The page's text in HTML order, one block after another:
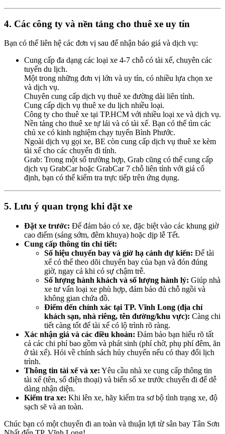
4. Các công ty và nền tảng cho thuê xe uy tín
Bạn có thể liên hệ các đơn vị sau để nhận báo giá và dịch vụ:
Cung cấp đa dạng các loại xe 4-7 chỗ có tài xế, chuyên các
tuyến du lịch.
Một trong những đơn vị lớn và uy tín, có nhiều lựa chọn xe
và dịch vụ.
Chuyên cung cấp dịch vụ thuê xe đường dài liên tỉnh.
Cung cấp dịch vụ thuê xe du lịch nhiều loại.
Công ty cho thuê xe tại TP.HCM với nhiều loại xe và dịch vụ.
Nền tảng cho thuê xe tự lái và có tài xế. Bạn có thể tìm các
chủ xe có kinh nghiệm chạy tuyến Bình Phước.
Ngoài dịch vụ gọi xe, BE còn cung cấp dịch vụ thuê xe kèm
tài xế cho các chuyến đi tỉnh.
Grab: Trong một số trường hợp, Grab cũng có thể cung cấp
dịch vụ GrabCar hoặc GrabCar 7 chỗ liên tỉnh với giá cố
định, bạn có thể kiểm tra trực tiếp trên ứng dụng.
5. Lưu ý quan trọng khi đặt xe
Đặt xe trước: Để đảm bảo có xe, đặc biệt vào các khung giờ
cao điểm (sáng sớm, đêm khuya) hoặc dịp lễ Tết.
Cung cấp thông tin chi tiết:
Số hiệu chuyến bay và giờ hạ cánh dự kiến: Để tài
xế có thể theo dõi chuyến bay của bạn và đón đúng
giờ, ngay cả khi có sự chậm trễ.
Số lượng hành khách và số lượng hành lý: Giúp nhà
xe tư vấn loại xe phù hợp, đảm bảo đủ chỗ ngồi và
không gian chứa đồ.
Điểm đến chính xác tại TP. Vĩnh Long (địa chỉ
khách sạn, nhà riêng, tên đường/khu vực): Càng chi
tiết càng tốt để tài xế có lộ trình rõ ràng.
Xác nhận giá và các điều khoản: Đảm bảo bạn hiểu rõ tất
cả các chi phí bao gồm và phát sinh (phí chờ, phụ phí đêm, ăn
ở tài xế). Hỏi về chính sách hủy chuyến nếu có thay đổi lịch
trình.
Thông tin tài xế và xe: Yêu cầu nhà xe cung cấp thông tin
tài xế (tên, số điện thoại) và biển số xe trước chuyến đi để dễ
dàng nhận diện.
Kiểm tra xe: Khi lên xe, hãy kiểm tra sơ bộ tình trạng xe, độ
sạch sẽ và an toàn.
Chúc bạn có một chuyến đi an toàn và thuận lợi từ sân bay Tân Sơn